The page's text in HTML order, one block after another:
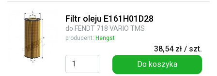
Filtr oleju E161H01D28
do FENDT 718 VARIO TMS
producent: Hengst
38,54 zł / szt.
Do koszyka